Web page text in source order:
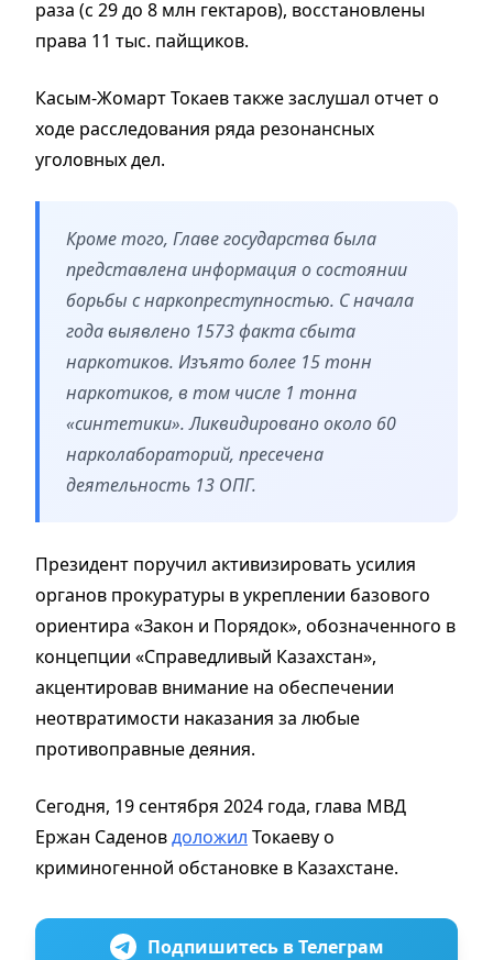
раза (с 29 до 8 млн гектаров), восстановлены
права 11 тыс. пайщиков.
Касым-Жомарт Токаев также заслушал отчет о
ходе расследования ряда резонансных
уголовных дел.
Кроме того, Главе государства была
представлена информация о состоянии
борьбы с наркопреступностью. С начала
года выявлено 1573 факта сбыта
наркотиков. Изъято более 15 тонн
наркотиков, в том числе 1 тонна
«синтетики». Ликвидировано около 60
нарколабораторий, пресечена
деятельность 13 ОПГ.
Президент поручил активизировать усилия
органов прокуратуры в укреплении базового
ориентира «Закон и Порядок», обозначенного в
концепции «Справедливый Казахстан»,
акцентировав внимание на обеспечении
неотвратимости наказания за любые
противоправные деяния.
Сегодня, 19 сентября 2024 года, глава МВД
Ержан Саденовдоложил Токаеву о
криминогенной обстановке в Казахстане.
Подпишитесь в Телеграм